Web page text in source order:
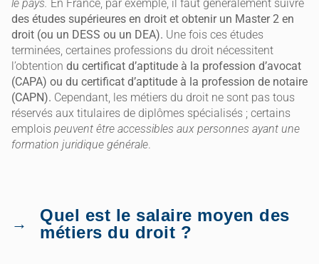
le pays. En France, par exemple, il faut généralement suivre
des études supérieures en droit et obtenir un Master 2 en
droit (ou un DESS ou un DEA). Une fois ces études
terminées, certaines professions du droit nécessitent
l’obtention du certificat d’aptitude à la profession d’avocat
(CAPA) ou du certificat d’aptitude à la profession de notaire
(CAPN). Cependant, les métiers du droit ne sont pas tous
réservés aux titulaires de diplômes spécialisés ; certains
emplois peuvent être accessibles aux personnes ayant une
formation juridique générale.
Quel est le salaire moyen des
métiers du droit ?